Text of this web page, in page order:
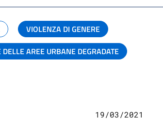
VIOLENZA DI GENERE
AREE URBANE DEGRADATE
19/03/2021